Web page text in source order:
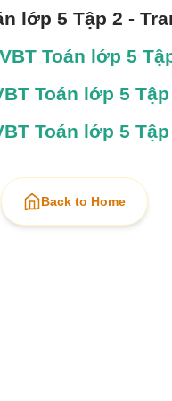
lớp 5 Tập 2 -
Toán lớp 5
Toán lớp 5
Toán lớp 5
Back to Home